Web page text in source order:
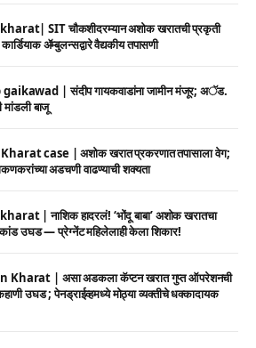
SIT चौकशीदरम्यान अशोक खरातची प्रकृती
ॲम्बुलन्सद्वारे वैद्यकीय तपासणी
| संदीप गायकवाडांना जामीन मंजूर; अॅड.
मांडली बाजू
case | अशोक खरात प्रकरणात तपासाला वेग;
अडचणी वाढण्याची शक्यता
| नाशिक हादरलं! ‘भोंदू बाबा’ अशोक खरातचा
उघड — प्रेग्नेंट महिलेलाही केला शिकार!
Kharat | असा अडकला कॅप्टन खरात गुप्त ऑपरेशनची
उघड ; पेनड्राईव्हमध्ये मोठ्या व्यक्तीचे धक्कादायक